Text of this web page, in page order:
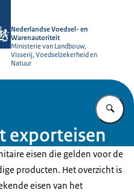
Nederlandse Voedsel- en
Warenautoriteit
Ministerie van Landbouw,
Visserij, Voedselzekerheid en
Natuur
exporteisen
eisen die gelden voor de
producten. Het overzicht is
eisen van het